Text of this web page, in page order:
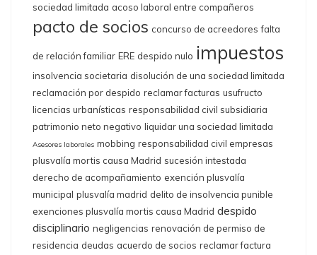
sociedad limitada acoso laboral entre compañeros
pacto de socios concurso de acreedores falta
de relación familiar ERE despido nulo impuestos
insolvencia societaria disolución de una sociedad limitada
reclamación por despido reclamar facturas usufructo
licencias urbanísticas responsabilidad civil subsidiaria
patrimonio neto negativo liquidar una sociedad limitada
Asesores laborales mobbing responsabilidad civil empresas
plusvalía mortis causa Madrid sucesión intestada
derecho de acompañamiento exención plusvalía
municipal plusvalía madrid delito de insolvencia punible
exenciones plusvalía mortis causa Madrid despido
disciplinario negligencias renovación de permiso de
residencia deudas acuerdo de socios reclamar factura